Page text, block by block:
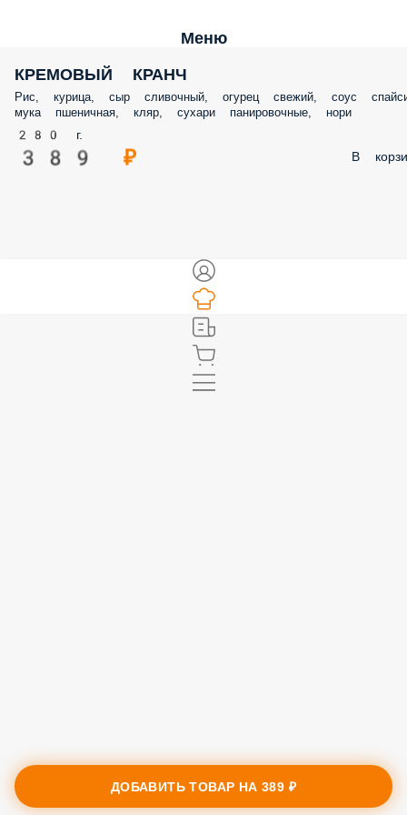
Меню
КРЕМОВЫЙ КРАНЧ
Рис, курица, сыр сливочный, огурец свежий, соус
мука пшеничная, кляр, сухари панировочные, нори
280 г.
389 ₽ В
ДОБАВИТЬ ТОВАР НА389 ₽